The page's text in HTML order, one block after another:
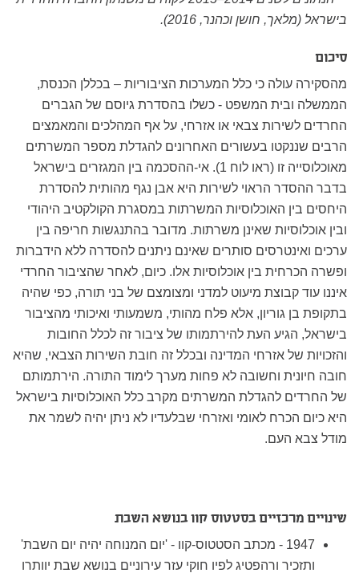
בישראל (מלאך, חושן וכהנר, 2016).
סיכום
מהסקירה עולה כי כלל המערכות הציבוריות – בכללן הכנסת,
הממשלה ובית המשפט - כשלו בהסדרת גיוסם של הגברים
החרדים לשירות צבאי או אזרחי, על אף המהלכים והמאמצים
הרבים שננקטו בעשורים האחרונים להגדלת מספר המשרתים
מאוכלוסייה זו (ראו לוח 1). אי-ההסכמה בין המגזרים בישראל
בדבר ההסדר הראוי לשירות היא אבן נגף מהותית להסדרת
היחסים בין האוכלוסיות המשרתות במסגרת הקולקטיב היהודי
ובין אוכלוסיות שאינן משרתות. מדובר בהתנגשות חריפה בין
ערכים ואינטרסים סותרים שאינם ניתנים להסדרה ללא הידברות
ופשרה הכרחית בין אוכלוסיות אלו. כיום, לאחר שהציבור החרדי
איננו עוד קבוצת מיעוט למדני ומצומצם של בני תורה, כפי שהיה
בתקופת בן גוריון, אלא פלח מהותי, משמעותי ואיכותי מהציבור
בישראל, הגיע העת להירתמותו של ציבור זה לכלל החובות
והזכויות של אזרחי המדינה ובכלל זה חובת השירות הצבאי, שהיא
חובה חיונית וחשובה לא פחות מערך לימוד התורה. הירתמותם
של החרדים להגדלת המשרתים מקרב כלל האוכלוסיות בישראל
היא כיום הכרח לאומי ואזרחי שבלעדיו לא ניתן יהיה לשמר את
מודל צבא העם.
שינויים מרכזיים בסטטוס קוו בנושא השבת
1947 - מכתב הסטטוס-קוו - 'יום המנוחה יהיה יום השבת'
ותזכיר ורהפטיג לפיו חוקי עזר עירוניים בנושא שבת יוותרו